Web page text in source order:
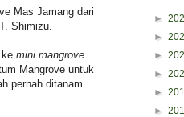
Mas Jamang dari
Shimizu.
ke mini mangrove
Mangrove untuk
pernah ditanam
►
►
►
►
►
►